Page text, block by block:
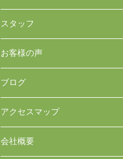
スタッフ
お客様の声
ブログ
アクセスマップ
会社概要